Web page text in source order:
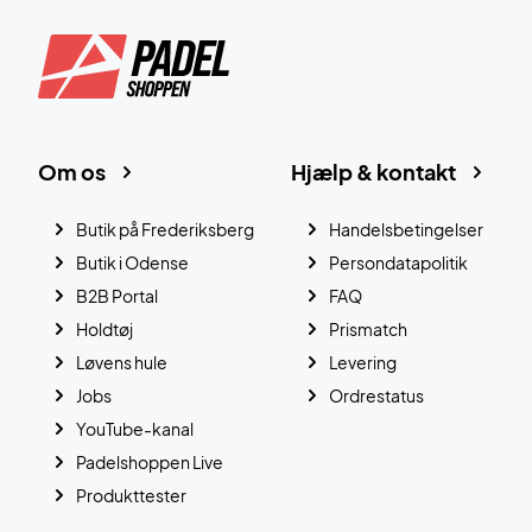
Hjælp & kontakt
Handelsbetingelser
Persondatapolitik
FAQ
Prismatch
Levering
Ordrestatus
Om os
Butik på Frederiksberg
Butik i Odense
B2B Portal
Holdtøj
Løvens hule
Jobs
YouTube-kanal
Padelshoppen Live
Produkttester